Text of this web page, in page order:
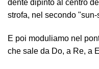
dente dipinto al centro
strofa, nel secondo
E poi moduliamo nel
che sale da Do, a Re, a